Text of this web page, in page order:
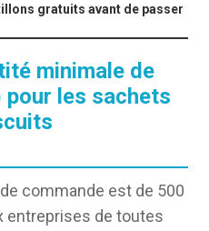
gratuits avant de passer
minimale de
pour les sachets
commande est de 500
entreprises de toutes